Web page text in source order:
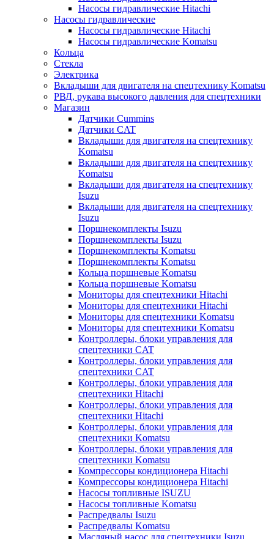
Насосы гидравлические Hitachi
Насосы гидравлические
Насосы гидравлические Hitachi
Насосы гидравлические Komatsu
Кольца
Стекла
Электрика
Вкладыши для двигателя на спецтехнику Komatsu
РВД, рукава высокого давления для спецтехники
Магазин
Датчики Cummins
Датчики CAT
Вкладыши для двигателя на спецтехнику
Komatsu
Вкладыши для двигателя на спецтехнику
Komatsu
Вкладыши для двигателя на спецтехнику
Isuzu
Вкладыши для двигателя на спецтехнику
Isuzu
Поршнекомплекты Isuzu
Поршнекомплекты Isuzu
Поршнекомплекты Komatsu
Поршнекомплекты Komatsu
Кольца поршневые Komatsu
Кольца поршневые Komatsu
Мониторы для спецтехники Hitachi
Мониторы для спецтехники Hitachi
Мониторы для спецтехники Komatsu
Мониторы для спецтехники Komatsu
Контроллеры, блоки управления для
спецтехники CAT
Контроллеры, блоки управления для
спецтехники CAT
Контроллеры, блоки управления для
спецтехники Hitachi
Контроллеры, блоки управления для
спецтехники Hitachi
Контроллеры, блоки управления для
спецтехники Komatsu
Контроллеры, блоки управления для
спецтехники Komatsu
Компрессоры кондиционера Hitachi
Компрессоры кондиционера Hitachi
Насосы топливные ISUZU
Насосы топливные Komatsu
Распредвалы Isuzu
Распредвалы Komatsu
Масляный насос для спецтехники Isuzu